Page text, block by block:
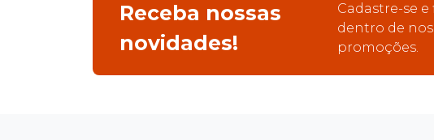
Receba nossas
novidades!
Cadastre-se
dentro de
promoções.